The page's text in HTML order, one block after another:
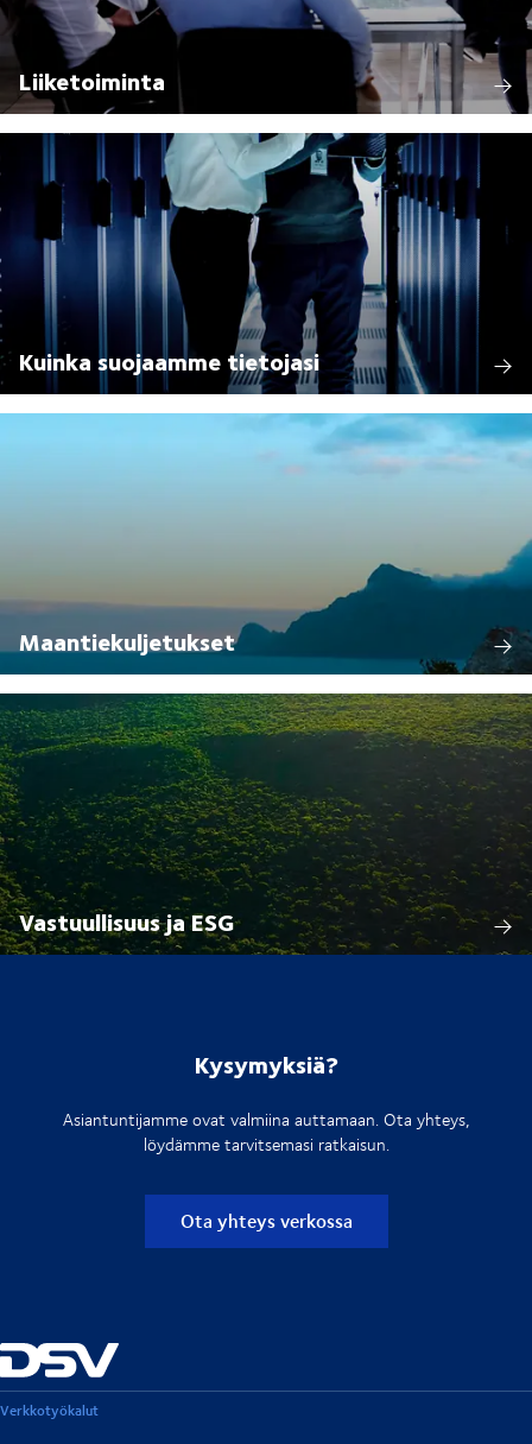
Liiketoiminta
Kuinka suojaamme tietojasi
Maantiekuljetukset
Vastuullisuus ja ESG
Kysymyksiä?
Asiantuntijamme ovat valmiina auttamaan. Ota yhteys,
löydämme tarvitsemasi ratkaisun.
Ota yhteys verkossa
Verkkotyökalut